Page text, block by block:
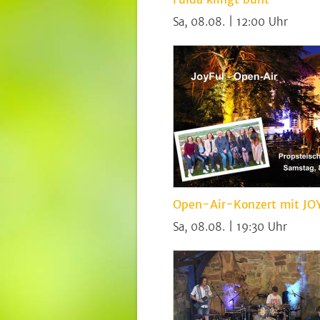
Sa, 08.08. | 12:00
Open-Air-Konzert mit
Sa, 08.08. | 19:30